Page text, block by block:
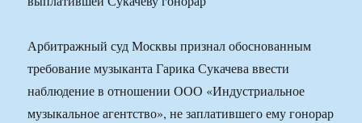
Арбитражный суд Москвы признал обоснованным
требование музыканта Гарика Сукачева ввести
наблюдение в отношении ООО «Индустриальное
музыкальное агентство», не заплатившего ему гонорар